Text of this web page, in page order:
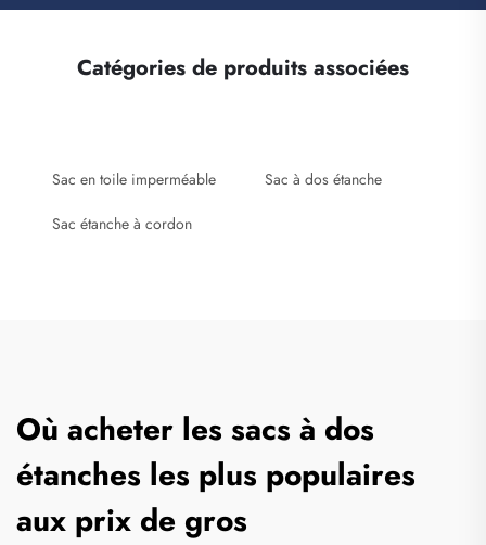
Catégories de produits associées
Sac en toile imperméable Sac à dos étanche
Sac étanche à cordon
Où acheter les sacs à dos
étanches les plus populaires
aux prix de gros